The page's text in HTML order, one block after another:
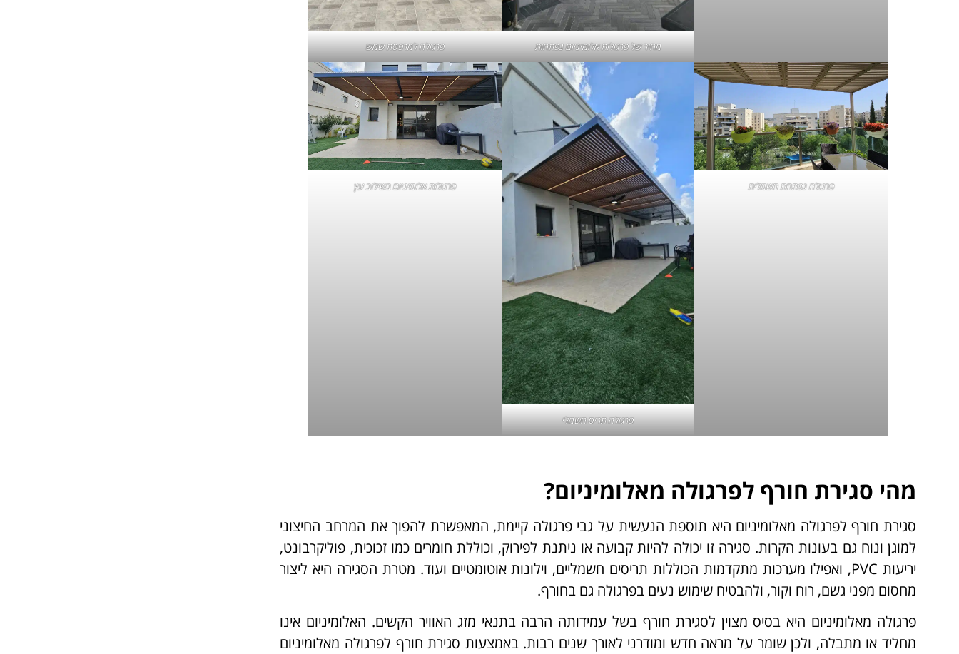
מחיר של פרגולות אלומיניום נפתחות פרגולה למרפסת שמש
פרגולה נפתחת חשמלית
פרגולה תריס חשמלי
פרגולות אלומיניום בשילוב עץ
מהי סגירת חורף לפרגולה מאלומיניום?
סגירת חורף לפרגולה מאלומיניום היא תוספת הנעשית על גבי פרגולה קיימת, המאפשרת להפוך את המרחב החיצוני
למוגן ונוח גם בעונות הקרות. סגירה זו יכולה להיות קבועה או ניתנת לפירוק, וכוללת חומרים כמו זכוכית, פוליקרבונט,
יריעות PVC, ואפילו מערכות מתקדמות הכוללות תריסים חשמליים, וילונות אוטומטיים ועוד. מטרת הסגירה היא ליצור
מחסום מפני גשם, רוח וקור, ולהבטיח שימוש נעים בפרגולה גם בחורף.
פרגולה מאלומיניום היא בסיס מצוין לסגירת חורף בשל עמידותה הרבה בתנאי מזג האוויר הקשים. האלומיניום אינו
מחליד או מתבלה, ולכן שומר על מראה חדש ומודרני לאורך שנים רבות. באמצעות סגירת חורף לפרגולה מאלומיניום